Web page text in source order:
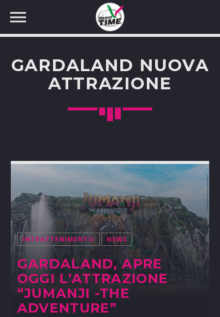
CERCA NEL SITO WEB:
GARDALAND NUOVA
ATTRAZIONE
INTRATTENIMENTO NEWS
GARDALAND, APRE
OGGI L’ATTRAZIONE
“JUMANJI -THE
ADVENTURE”